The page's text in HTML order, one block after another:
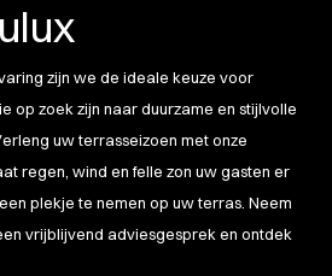
zijn we de ideale keuze voor
op zoek zijn naar duurzame en stijlvolle
uw terrasseizoen met onze
regen, wind en felle zon uw gasten er
plekje te nemen op uw terras. Neem
vrijblijvend adviesgesprek en ontdek